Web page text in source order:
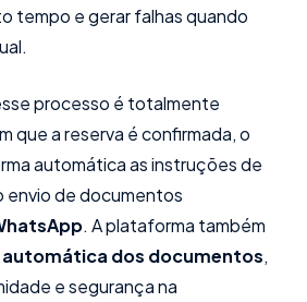
tempo e gerar falhas quando
processo é totalmente
que a reserva é confirmada, o
automática as instruções de
envio de documentos
. A plataforma também
dos documentos,
e segurança na